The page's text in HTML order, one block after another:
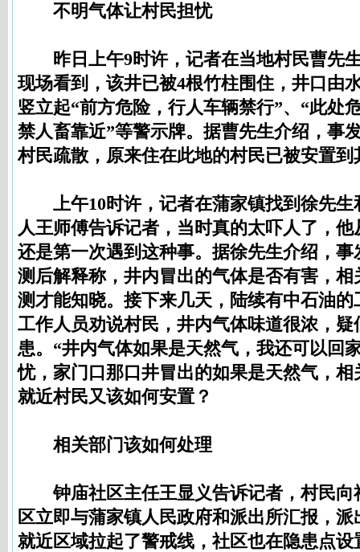
不明气体让村民担忧
昨日上午9时许，记者在当地村民曹先
现场看到，该井已被4根竹柱围住，井口由
竖立起“前方危险，行人车辆禁行”、“此处
禁人畜靠近”等警示牌。据曹先生介绍，事
村民疏散，原来住在此地的村民已被安置到
上午10时许，记者在蒲家镇找到徐先生
人王师傅告诉记者，当时真的太吓人了，他
还是第一次遇到这种事。据徐先生介绍，
测后解释称，井内冒出的气体是否有害，
测才能知晓。接下来几天，陆续有中石油
工作人员劝说村民，井内气体味道很浓，
患。“井内气体如果是天然气，我还可以回
忧，家门口那口井冒出的如果是天然气，
就近村民又该如何安置？
相关部门该如何处理
钟庙社区主任王显义告诉记者，村民向
区立即与蒲家镇人民政府和派出所汇报，
就近区域拉起了警戒线，社区也在隐患点